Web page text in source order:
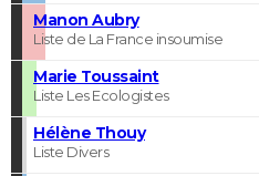
Manon Aubry
Liste de La France insoumise
Marie Toussaint
Liste Les Ecologistes
Hélène Thouy
Liste Divers